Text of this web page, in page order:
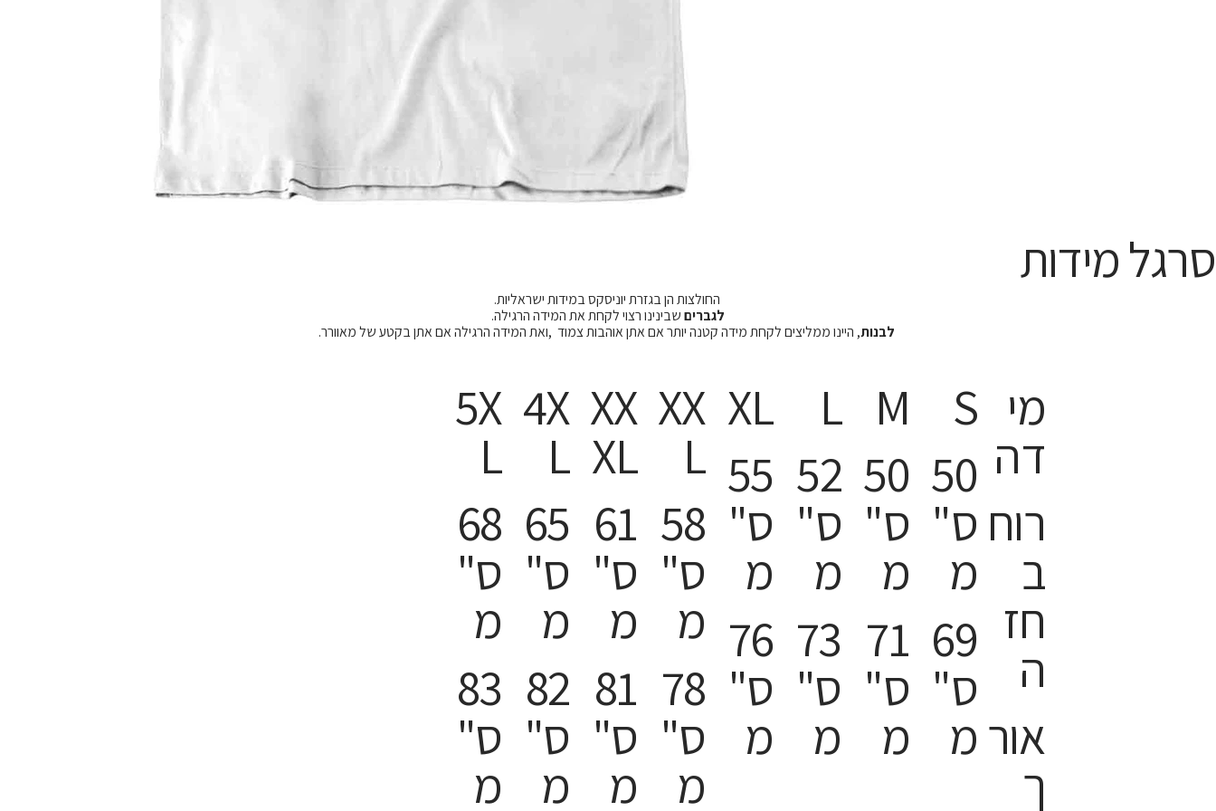
סרגל מידות
החולצות הן בגזרת יוניסקס במידות ישראליות.
לגבריםשבינינו רצוי לקחת את המידה הרגילה.
לבנות, היינו ממליצים לקחת מידה קטנה יותר אם אתן אוהבות צמוד ,ואת המידה הרגילה אם אתן בקטע של מאוורר.
5X
L
68
ס"
מ
83
ס"
מ
4X
L
65
ס"
מ
82
ס"
מ
XX
XL
61
ס"
מ
81
ס"
מ
XX
L
58
ס"
מ
78
ס"
מ
XL
55
ס"
מ
76
ס"
מ
L
52
ס"
מ
73
ס"
מ
M
50
ס"
מ
71
ס"
מ
S
50
ס"
מ
69
ס"
מ
מי
דה
רוח
ב
חז
ה
אור
ך